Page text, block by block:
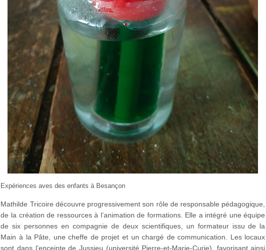
Expériences aves des enfants à Besançon
Mathilde Tricoire découvre progressivement son rôle de responsable pédagogique,
de la création de ressources à l’animation de formations. Elle a intégré une équipe
de six personnes en compagnie de deux scientifiques, un formateur issu de la
Main à la Pâte, une cheffe de projet et un chargé de communication. Les locaux
sont dans l’enceinte de Jussieu (université Pierre-et-Marie-Curie), favorisant ainsi